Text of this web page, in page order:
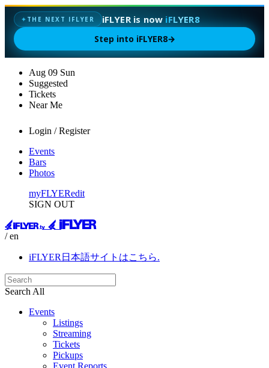
✦ THE NEXT IFLYER iFLYER is nowiFLYER8
Step into iFLYER8→
Aug 09 Sun
Suggested
Tickets
Near Me
Login / Register
Events
Bars
Photos
myFLYERedit
SIGN OUT
/ en
iFLYER日本語サイトはこちら.
Search All
Events
Listings
Streaming
Tickets
Pickups
Event Reports